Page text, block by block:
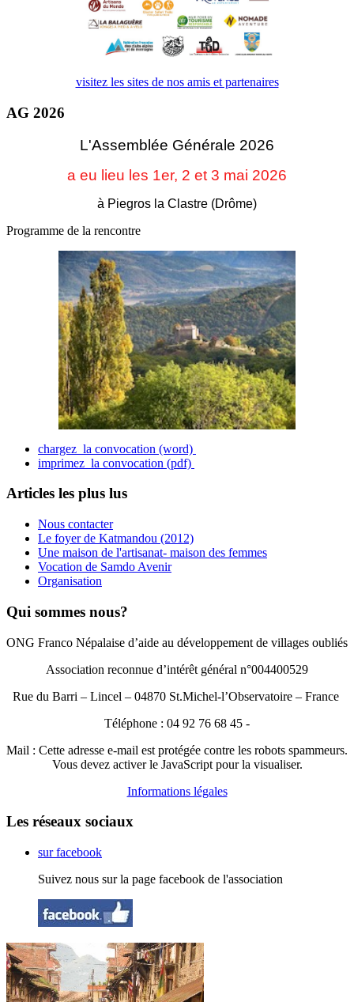
visitez les sites de nos amis et partenaires
AG 2026
L'Assemblée Générale 2026
a eu lieu les 1er, 2 et 3 mai 2026
à Piegros la Clastre (Drôme)
Programme de la rencontre
chargez la convocation (word)
imprimez la convocation (pdf)
Articles les plus lus
Nous contacter
Le foyer de Katmandou (2012)
Une maison de l'artisanat- maison des femmes
Vocation de Samdo Avenir
Organisation
Qui sommes nous?
ONG Franco Népalaise d’aide au développement de villages oubliés
Association reconnue d’intérêt général n°004400529
Rue du Barri – Lincel – 04870 St.Michel-l’Observatoire – France
Téléphone : 04 92 76 68 45 -
Mail : Cette adresse e-mail est protégée contre les robots spammeurs.
Vous devez activer le JavaScript pour la visualiser.
Informations légales
Les réseaux sociaux
sur facebook
Suivez nous sur la page facebook de l'association